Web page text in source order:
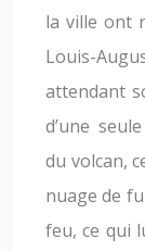
la ville ont
Louis-
attendant
d’une
du volcan,
nuage de
feu, ce qui